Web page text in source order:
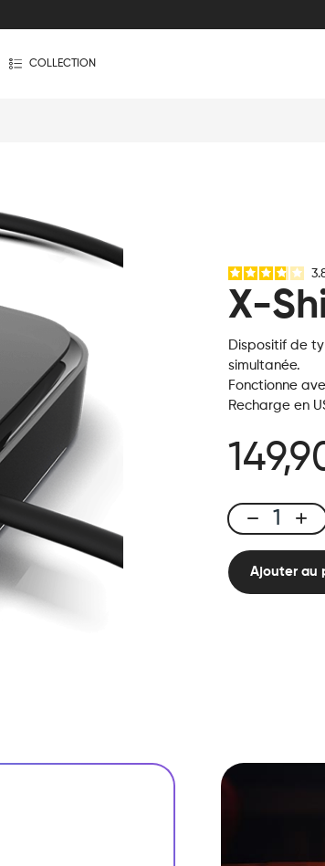
COLLECTION
X-
Dispositif de
simultanée.
Fonctionne
Recharge en
X-
Shisha
quantité
Ajouter au